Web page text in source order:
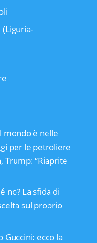
mondo è nelle
per le petroliere
Trump: “Riaprite
no? La sfida di
sul proprio
Guccini: ecco la